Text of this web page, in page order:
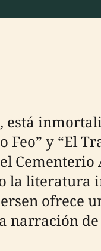
Feo” y “El
la
ofrece
narración de